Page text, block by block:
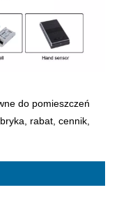
do pomieszczeń
rabat, cennik,